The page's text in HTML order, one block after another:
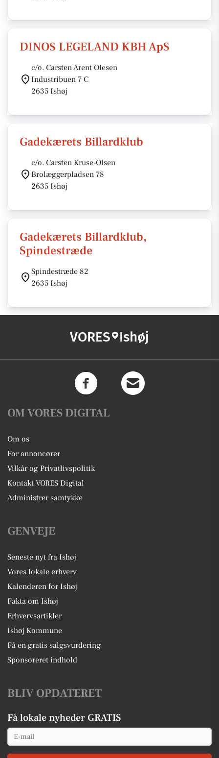
DINOS LEGELAND KBH ApS
c/o. Carsten Arent Olesen
Industribuen 7 C
2635 Ishøj
Gadekærets Billardklub
c/o. Carsten Kruse-Olsen
Brolæggerpladsen 78
2635 Ishøj
Gadekærets Billardklub,
Spindestræde
Spindestræde 82
2635 Ishøj
VORES Ishøj
OM VORES DIGITAL
Om os
For annoncører
Vilkår og Privatlivspolitik
Kontakt VORES Digital
Administrer samtykke
GENVEJE
Seneste nyt fra Ishøj
Vores lokale erhverv
Kalenderen for Ishøj
Fakta om Ishøj
Erhvervsartikler
Ishøj Kommune
Få en gratis salgsvurdering
Sponsoreret indhold
BLIV OPDATERET
Få lokale nyheder GRATIS
Email